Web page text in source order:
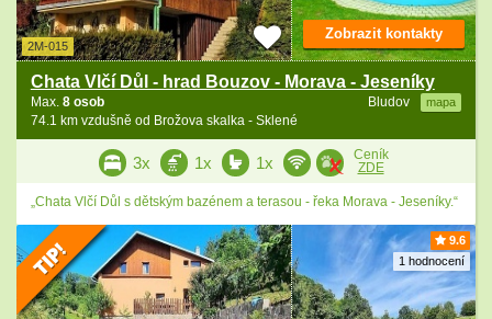
2M-015
Chata Vlčí Důl - hrad Bouzov - Morava - Jeseníky
Bludov mapa
Max. 8 osob
74.1 km vzdušně od Brožova skalka - Sklené
Zobrazit kontakty
3x 1x 1x
Ceník
ZDE
„Chata Vlčí Důl s dětským bazénem a terasou - řeka Morava - Jeseníky.“
9.6
1 hodnocení